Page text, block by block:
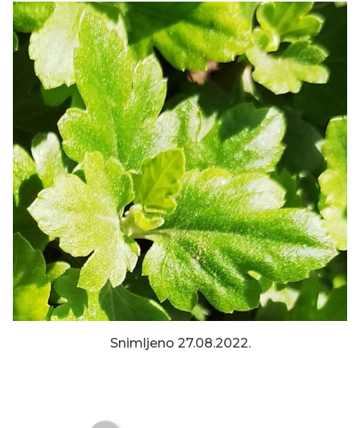
Snimljeno 27.08.2022.